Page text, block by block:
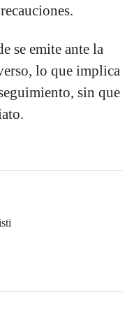
se emite ante la
lo que implica
sin que